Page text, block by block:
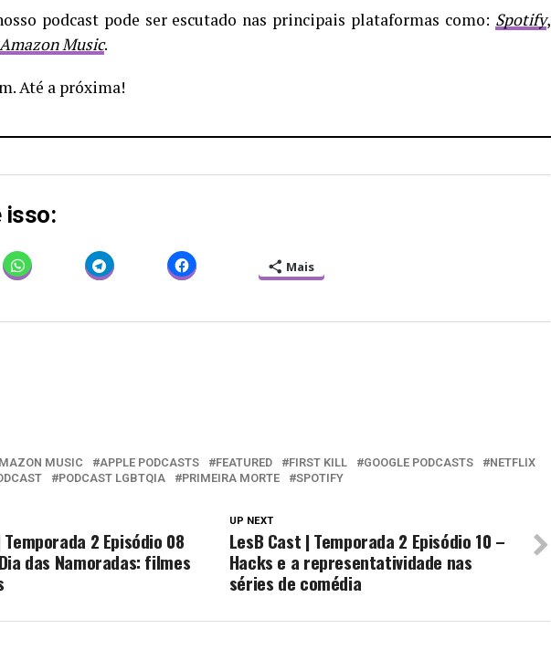
podcast pode ser escutado nas principais plataformas como: Spotify,
Amazon Music.
Até a próxima!
isso:
Mais
MUSIC APPLE PODCASTS FEATURED FIRST KILL GOOGLE PODCASTS
NETFLIX
PODCAST LGBTQIA PRIMEIRA MORTE SPOTIFY
UP NEXT
LesB Cast | Temporada 2 Episódio 10 –
Hacks e a representatividade nas
séries de comédia
2 Episódio 08
das Namoradas: filmes